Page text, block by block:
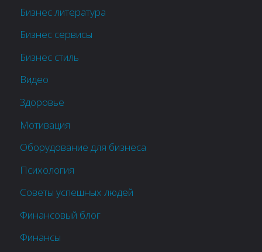
Бизнес литература
Бизнес сервисы
Бизнес стиль
Видео
Здоровье
Мотивация
Оборудование для бизнеса
Психология
Советы успешных людей
Финансовый блог
Финансы